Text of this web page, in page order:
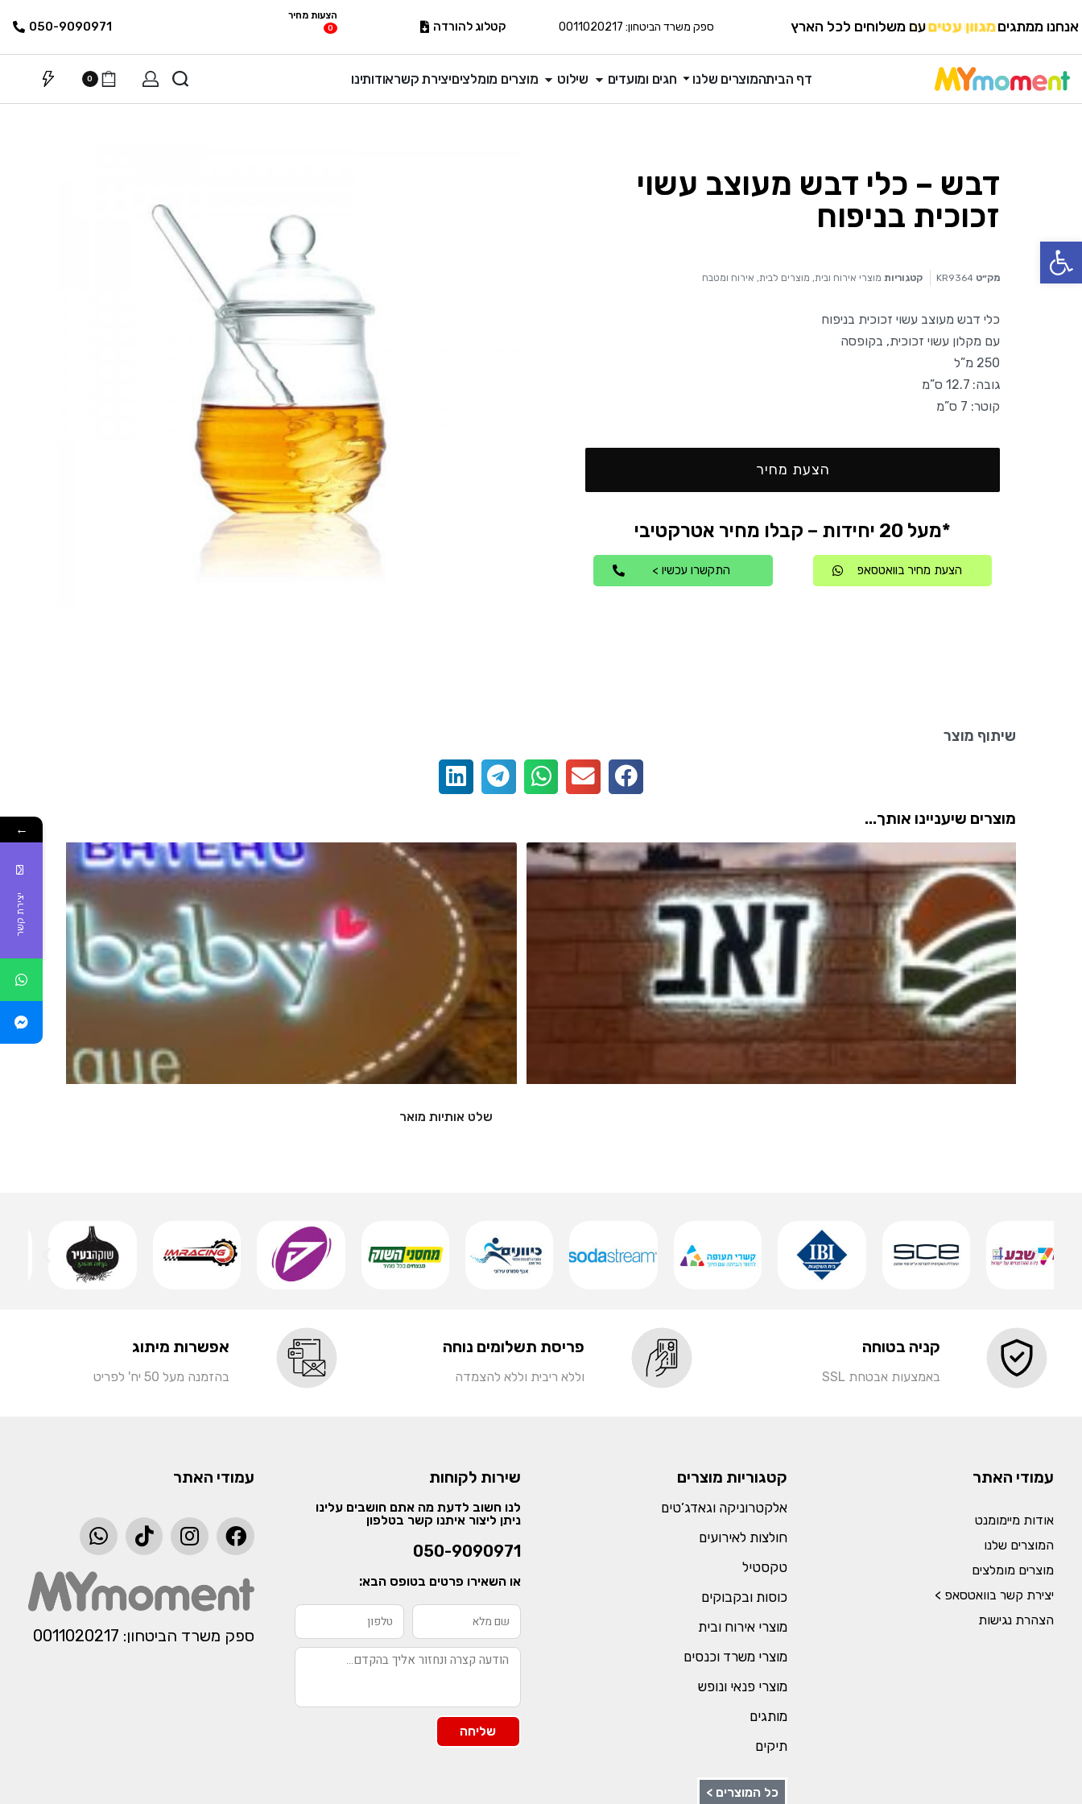
פתח סרגל נגישות
אנחנו ממתגים מגוון עטיםעם משלוחים לכל הארץ ספק משרד הביטחון: 0011020217 קטלוג להורדה
הצעות מחיר
0 פריטים 050-9090971
דף הביתהמוצרים שלנו חגים ומועדים שילוט מוצרים מומלציםיצירת קשראודותינו 0
דבש – כלי דבש מעוצב עשוי
זכוכית בניפוח
מק״ט KR9364 קטגוריות מוצרי אירוח ובית, מוצרים לבית, אירוח ומטבח
כלי דבש מעוצב עשוי זכוכית בניפוח
עם מקלון עשוי זכוכית, בקופסה
250 מ”ל
גובה: 12.7 ס”מ
קוטר: 7 ס”מ
הצעת מחיר
*מעל 20 יחידות – קבלו מחיר אטרקטיבי
הצעת מחיר בוואטסאפ התקשרו עכשיו >
שיתוף מוצר
מוצרים שיעניינו אותך...
קניה בטוחה
באמצעות אבטחת SSL
פריסת תשלומים נוחה
וללא ריבית וללא להצמדה
אפשרות מיתוג
בהזמנה מעל 50 יח' לפריט
עמודי האתר
אודות מיימומנט
המוצרים שלנו
מוצרים מומלצים
יצירת קשר בוואטסאפ >
הצהרת נגישות
קטגוריות מוצרים
אלקטרוניקה וגאדג’טים
חולצות לאירועים
טקסטיל
כוסות ובקבוקים
מוצרי אירוח ובית
מוצרי משרד וכנסים
מוצרי פנאי ונופש
מותגים
תיקים
כל המוצרים >
שירות לקוחות
לנו חשוב לדעת מה אתם חושבים עלינו
ניתן ליצור איתנו קשר בטלפון
050-9090971
או השאירו פרטים בטופס הבא:
שליחה
עמודי האתר
ספק משרד הביטחון: 0011020217​​
←
יצירת קשר